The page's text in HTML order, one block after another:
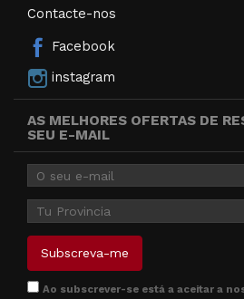
Contacte-nos
Facebook
instagram
AS MELHORES OFERTAS DE
SEU E-MAIL
Ao subscrever-se está a aceitar a